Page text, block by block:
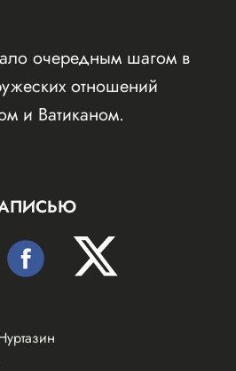
очередным шагом в
отношений
и Ватиканом.